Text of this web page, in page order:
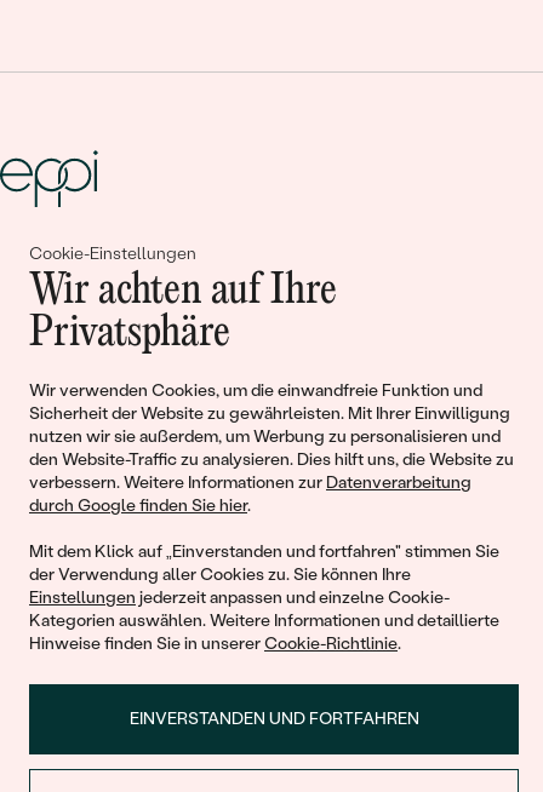
Cookie-Einstellungen
Wir achten auf Ihre
Privatsphäre
Wir verwenden Cookies, um die einwandfreie Funktion und
Sicherheit der Website zu gewährleisten. Mit Ihrer Einwilligung
nutzen wir sie außerdem, um Werbung zu personalisieren und
den Website-Traffic zu analysieren. Dies hilft uns, die Website zu
verbessern. Weitere Informationen zur Datenverarbeitung
durch Google finden Sie hier.
Mit dem Klick auf „Einverstanden und fortfahren" stimmen Sie
der Verwendung aller Cookies zu. Sie können Ihre
Einstellungen jederzeit anpassen und einzelne Cookie-
Kategorien auswählen. Weitere Informationen und detaillierte
Hinweise finden Sie in unsererCookie-Richtlinie.
EINVERSTANDEN UND FORTFAHREN
Gemeinsam erschaffen wir
Geschichten von Schönheit und
Liebe
Begleiten Sie uns!